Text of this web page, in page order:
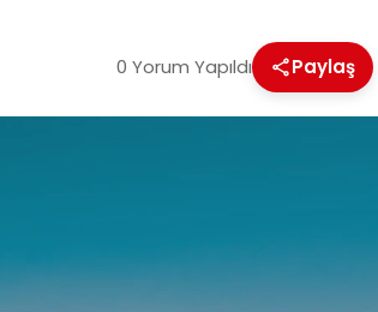
0 Yorum Yapıldı Paylaş